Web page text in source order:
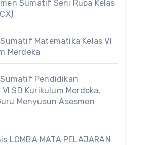
Sumatif Seni Rupa Kelas
Matematika Kelas VI
Merdeka
Pendidikan
SD Kurikulum Merdeka,
Menyusun Asesmen
LOMBA MATA PELAJARAN